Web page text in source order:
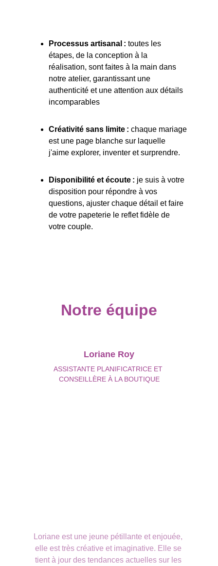
Processus artisanal : toutes les
étapes, de la conception à la
réalisation, sont faites à la main dans
notre atelier, garantissant une
authenticité et une attention aux détails
incomparables
Créativité sans limite : chaque mariage
est une page blanche sur laquelle
j'aime explorer, inventer et surprendre.
Disponibilité et écoute : je suis à votre
disposition pour répondre à vos
questions, ajuster chaque détail et faire
de votre papeterie le reflet fidèle de
votre couple.
Notre équipe
Loriane Roy
ASSISTANTE PLANIFICATRICE ET
CONSEILLÈRE À LA BOUTIQUE
Loriane est une jeune pétillante et enjouée,
elle est très créative et imaginative. Elle se
tient à jour des tendances actuelles sur les